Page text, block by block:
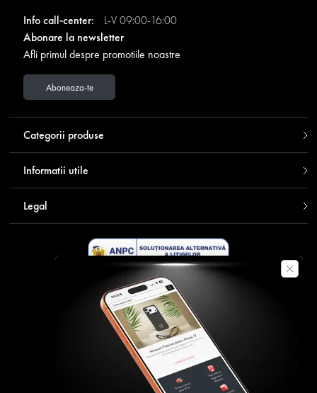
Info call-center:
L-V 09:00-16:00
Abonare la newsletter
Afli primul despre promotiile noastre
Aboneaza-te
Categorii produse
Informatii utile
Legal
Descarca aplicatia Contakt
Plata securizata